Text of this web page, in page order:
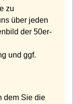
zu
über jeden
der 50er-
und ggf.
dem Sie die